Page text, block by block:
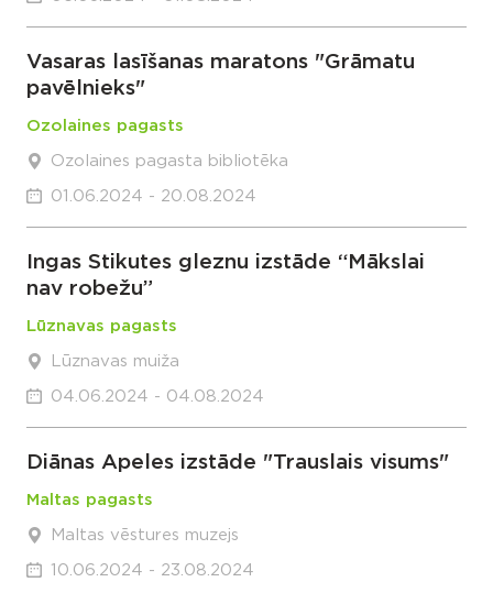
Vasaras lasīšanas maratons "Grāmatu
pavēlnieks"
Ozolaines pagasts
Ozolaines pagasta bibliotēka
01.06.2024 - 20.08.2024
Ingas Stikutes gleznu izstāde “Mākslai
nav robežu”
Lūznavas pagasts
Lūznavas muiža
04.06.2024 - 04.08.2024
Diānas Apeles izstāde "Trauslais visums"
Maltas pagasts
Maltas vēstures muzejs
10.06.2024 - 23.08.2024